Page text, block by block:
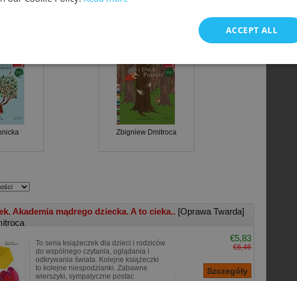
Zbigniew Dmitroca
Akademia mądrego dziecka. A to cieka.. [Oprawa Twarda]
To seria książeczek dla dzieci i rodziców
do wspólnego czytania, oglądania i
odkrywania świata. Kolejne książeczki
to kolejne niespodzianki. Zabawne
wierszyki, sympatyczne postac
€5,83
€6,46
ACCEPT ALL